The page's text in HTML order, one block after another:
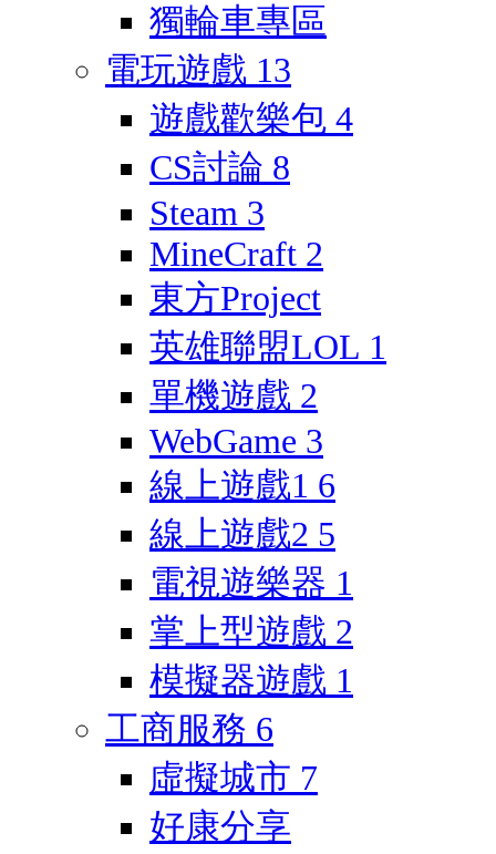
獨輪車專區
電玩遊戲 13
遊戲歡樂包 4
CS討論 8
Steam 3
MineCraft 2
東方Project
英雄聯盟LOL 1
單機遊戲 2
WebGame 3
線上遊戲1 6
線上遊戲2 5
電視遊樂器 1
掌上型遊戲 2
模擬器遊戲 1
工商服務 6
虛擬城市 7
好康分享